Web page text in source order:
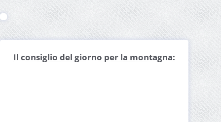
Il consiglio del giorno per la montagna: